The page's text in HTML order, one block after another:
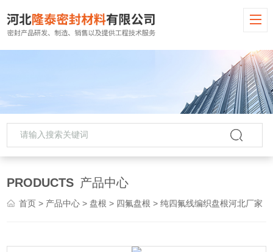
PRODUCTS 产品中心
首页 > 产品中心 > 盘根 > 四氟盘根 > 纯四氟线编织盘根河北厂家